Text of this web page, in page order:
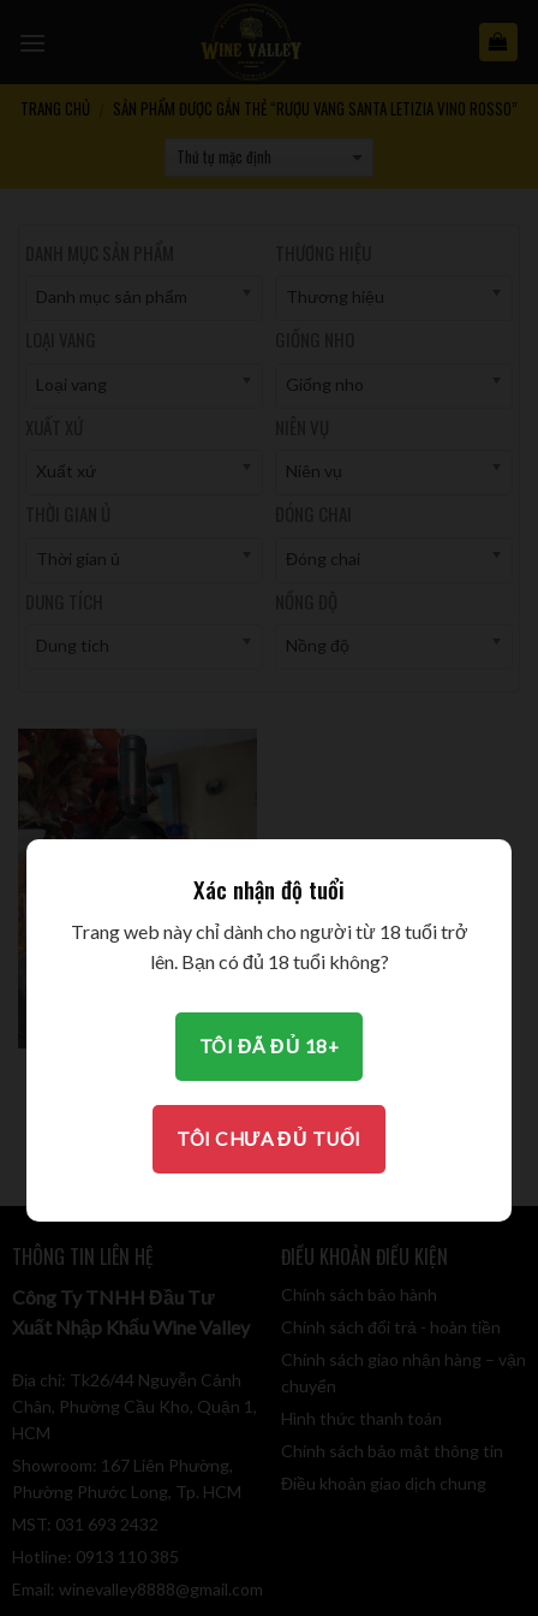
TRANG CHỦ SẢN PHẨM ĐƯỢC GẮN THẺ “RƯỢU VANG SANTA LETIZIA VINO ROSSO”
Danh mục sản phẩm Thương hiệu
Loại vang Giống nho
Xuất xứ Niên vụ
Thời gian ủ Đóng chai
Dung tích Nồng độ
Rượu Vang Santa Letizia Vino
VND
THÔNG TIN LIÊN HỆ
Công Ty TNHH Đầu Tư
Xuất Nhập Khẩu Wine Valley
Địa chỉ: Tk26/44 Nguyễn Cảnh
Chân, Phường Cầu Kho, Quận 1,
HCM
Showroom: 167 Liên Phường,
Phường Phước Long, Tp. HCM
MST: 031 693 2432
Hotline: 0913 110 385
Email: winevalley8888@gmail.com
ĐIỀU KHOẢN ĐIỀU KIỆN
Chính sách bảo hành
Chính sách đổi trả - hoàn tiền
Chính sách giao nhận hàng – vận
chuyển
Hình thức thanh toán
Chính sách bảo mật thông tin
Điều khoản giao dịch chung
Xác nhận độ tuổi
Trang web này chỉ dành cho người từ 18 tuổi trở
lên. Bạn có đủ 18 tuổi không?
TÔI ĐÃ ĐỦ 18+
TÔI CHƯA ĐỦ TUỔI